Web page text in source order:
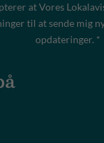
at Vores
til at sende mig
opdateringer. *